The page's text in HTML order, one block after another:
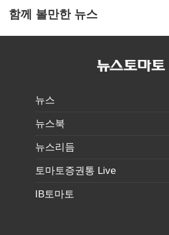
함께 볼만한 뉴스
뉴스
뉴스북
뉴스리듬
토마토증권통 Live
IB토마토